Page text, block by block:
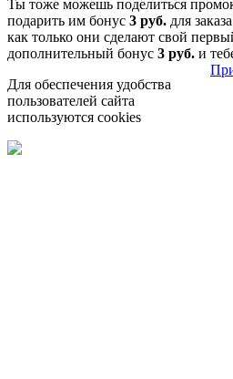
Ты тоже можешь поделиться
подарить им бонус 3 руб. для
как только они сделают свой
дополнительный бонус 3 руб. и
Для обеспечения удобства
пользователей сайта
используются cookies